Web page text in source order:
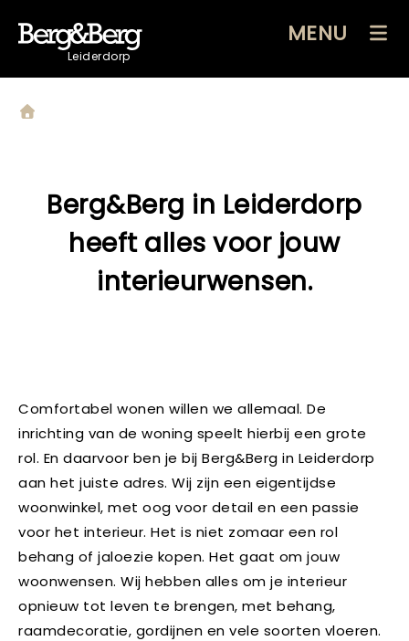
Leiderdorp
MENU
Berg&Berg in Leiderdorp
heeft alles voor jouw
interieurwensen.
Comfortabel wonen willen we allemaal. De
inrichting van de woning speelt hierbij een grote
rol. En daarvoor ben je bij Berg&Berg in Leiderdorp
aan het juiste adres. Wij zijn een eigentijdse
woonwinkel, met oog voor detail en een passie
voor het interieur. Het is niet zomaar een rol
behang of jaloezie kopen. Het gaat om jouw
woonwensen. Wij hebben alles om je interieur
opnieuw tot leven te brengen, met behang,
raamdecoratie, gordijnen en vele soorten vloeren.